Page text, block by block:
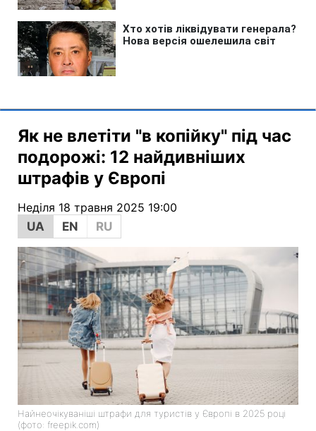
Як не влетіти "в копійку" під час
подорожі: 12 найдивніших
штрафів у Європі
Неділя 18 травня 2025 19:00
UA
EN RU
Найнеочікуваніші штрафи для туристів у Європі в 2025 році
(фото: freepik.com)